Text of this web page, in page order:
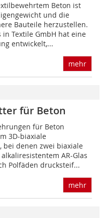
Beton ist
und die
Bauteile herzustellen.
in Textile GmbH hat eine
entwickelt,...
mehr
für Beton
für Beton
3D-biaxiale
bei denen zwei biaxiale
AR-Glas
Polfäden drucksteif...
mehr